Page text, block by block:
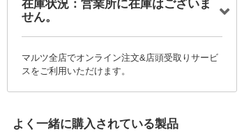
在庫状況：営業所に在庫はございま
せん。
マルツ全店でオンライン注文&店頭受取りサービ
スをご利用いただけます。
よく一緒に購入されている製品